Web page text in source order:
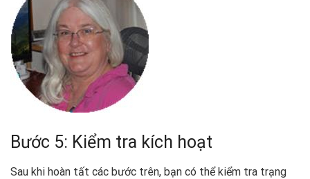
Bước 5: Kiểm tra kích hoạt
Sau khi hoàn tất các bước trên, bạn có thể kiểm tra trạng